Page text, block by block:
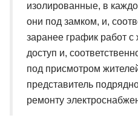
изолированные, в
они под замком, и,
заранее график работ
доступ и,
под присмотром
представитель
ремонту